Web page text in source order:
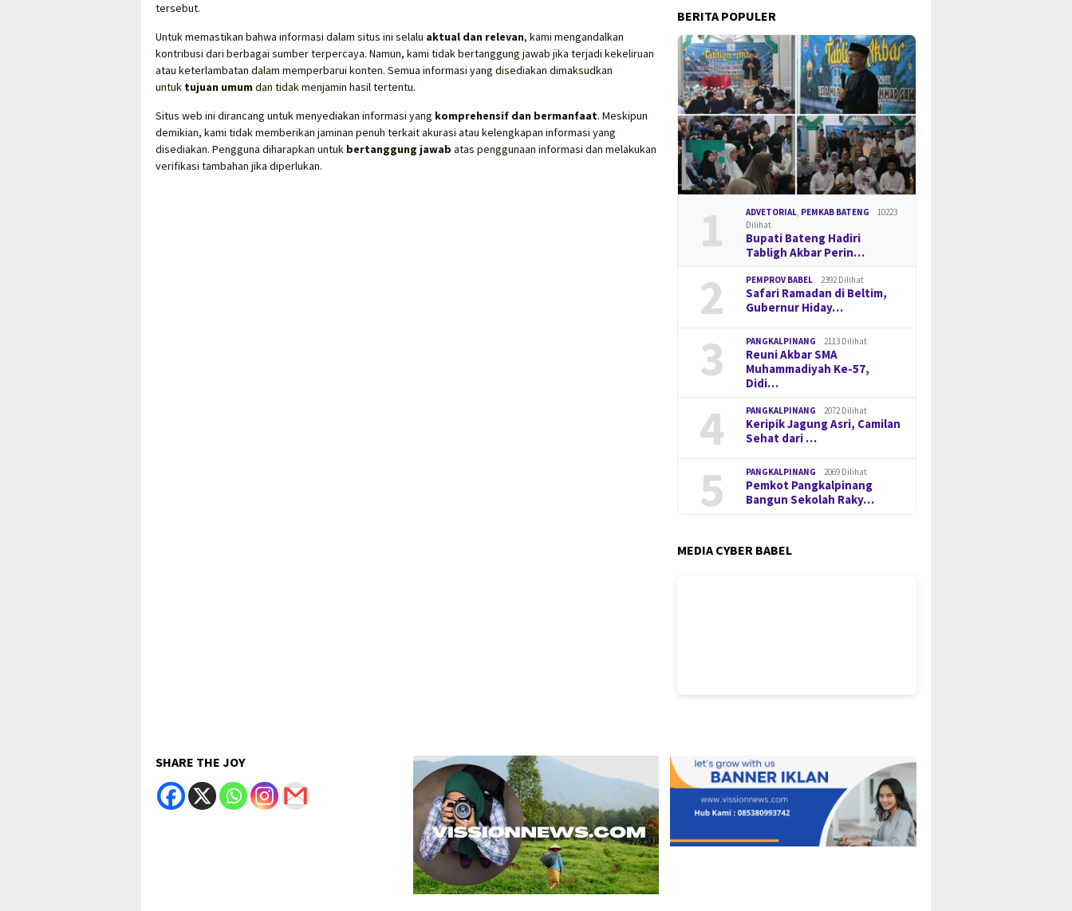
tersebut.
Untuk memastikan bahwa informasi dalam situs ini selalu aktual dan relevan, kami mengandalkan
kontribusi dari berbagai sumber terpercaya. Namun, kami tidak bertanggung jawab jika terjadi kekeliruan
atau keterlambatan dalam memperbarui konten. Semua informasi yang disediakan dimaksudkan
untuk tujuan umumdan tidak menjamin hasil tertentu.
Situs web ini dirancang untuk menyediakan informasi yang komprehensif dan bermanfaat. Meskipun
demikian, kami tidak memberikan jaminan penuh terkait akurasi atau kelengkapan informasi yang
disediakan. Pengguna diharapkan untuk bertanggung jawab atas penggunaan informasi dan melakukan
verifikasi tambahan jika diperlukan.
BERITA POPULER
1 ADVETORIAL, PEMKAB BATENG
10223
Dilihat
Bupati Bateng Hadiri
Tabligh Akbar Perin…
2 PEMPROV BABEL 2392 Dilihat
Safari Ramadan di Beltim,
Gubernur Hiday…
3 PANGKALPINANG 2113 Dilihat
Reuni Akbar SMA
Muhammadiyah Ke-57,
Didi…
4 PANGKALPINANG 2072 Dilihat
Keripik Jagung Asri, Camilan
Sehat dari …
5 PANGKALPINANG 2069 Dilihat
Pemkot Pangkalpinang
Bangun Sekolah Raky…
MEDIA CYBER BABEL
SHARE THE JOY